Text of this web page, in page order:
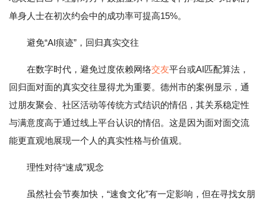
单身人士在初次约会中的成功率可提高15%。
避免“AI痕迹”，回归真实交往
在数字时代，避免过度依赖网络交友平台或AI匹配算法，
回归面对面的真实交往显得尤为重要。德州市的案例显示，通
过朋友聚会、社区活动等传统方式结识的情侣，其关系稳定性
与满意度高于通过线上平台认识的情侣。这是因为面对面交流
能更直观地展现一个人的真实性格与价值观。
理性对待“速成”观念
虽然社会节奏加快，“速食文化”有一定影响，但在寻找女朋